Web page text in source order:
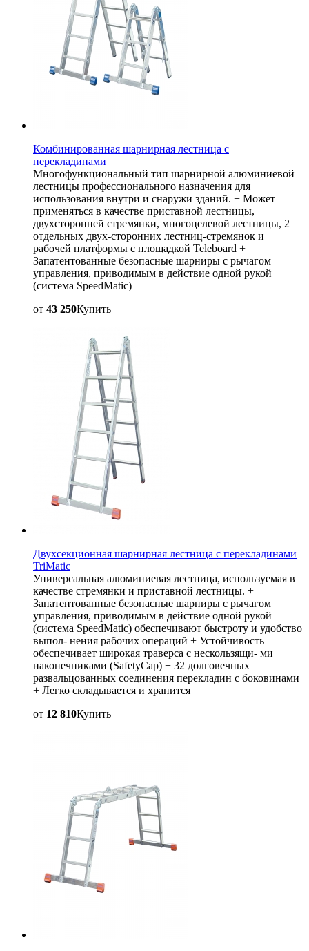
Комбинированная шарнирная лестница с
перекладинами
Многофункциональный тип шарнирной алюминиевой
лестницы профессионального назначения для
использования внутри и снаружи зданий. + Может
применяться в качестве приставной лестницы,
двухсторонней стремянки, многоцелевой лестницы, 2
отдельных двух-сторонних лестниц-стремянок и
рабочей платформы с площадкой Teleboard +
Запатентованные безопасные шарниры с рычагом
управления, приводимым в действие одной рукой
(система SpeedMatic)
от 43 250Купить
Двухсекционная шарнирная лестница с перекладинами
TriMatic
Универсальная алюминиевая лестница, используемая в
качестве стремянки и приставной лестницы. +
Запатентованные безопасные шарниры с рычагом
управления, приводимым в действие одной рукой
(система SpeedMatic) обеспечивают быстроту и удобство
выпол- нения рабочих операций + Устойчивость
обеспечивает широкая траверса с нескользящи- ми
наконечниками (SafetyCap) + 32 долговечных
развальцованных соединения перекладин с боковинами
+ Легко складывается и хранится
от 12 810Купить